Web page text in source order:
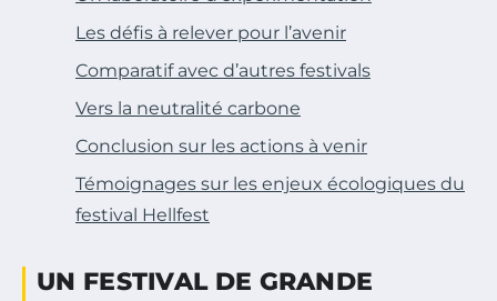
Les défis à relever pour l’avenir
Comparatif avec d’autres festivals
Vers la neutralité carbone
Conclusion sur les actions à venir
Témoignages sur les enjeux écologiques du
festival Hellfest
UN FESTIVAL DE GRANDE